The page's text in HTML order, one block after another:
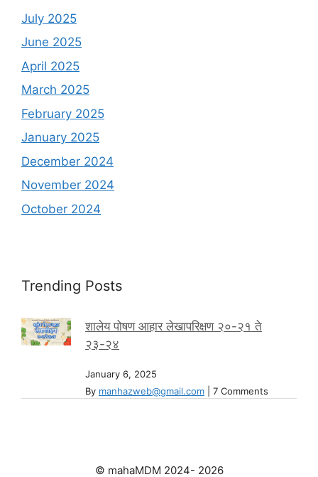
July 2025
June 2025
April 2025
March 2025
February 2025
January 2025
December 2024
November 2024
October 2024
Trending Posts
शालेय पोषण आहार लेखापरिक्षण २०-२१ ते
२३-२४
January 6, 2025
By manhazweb@gmail.com 7 Comments
© mahaMDM 2024- 2026